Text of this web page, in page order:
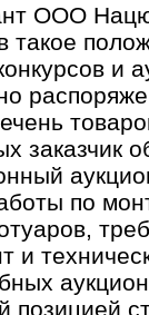
ООО
и
заказчик
по
и
позицией